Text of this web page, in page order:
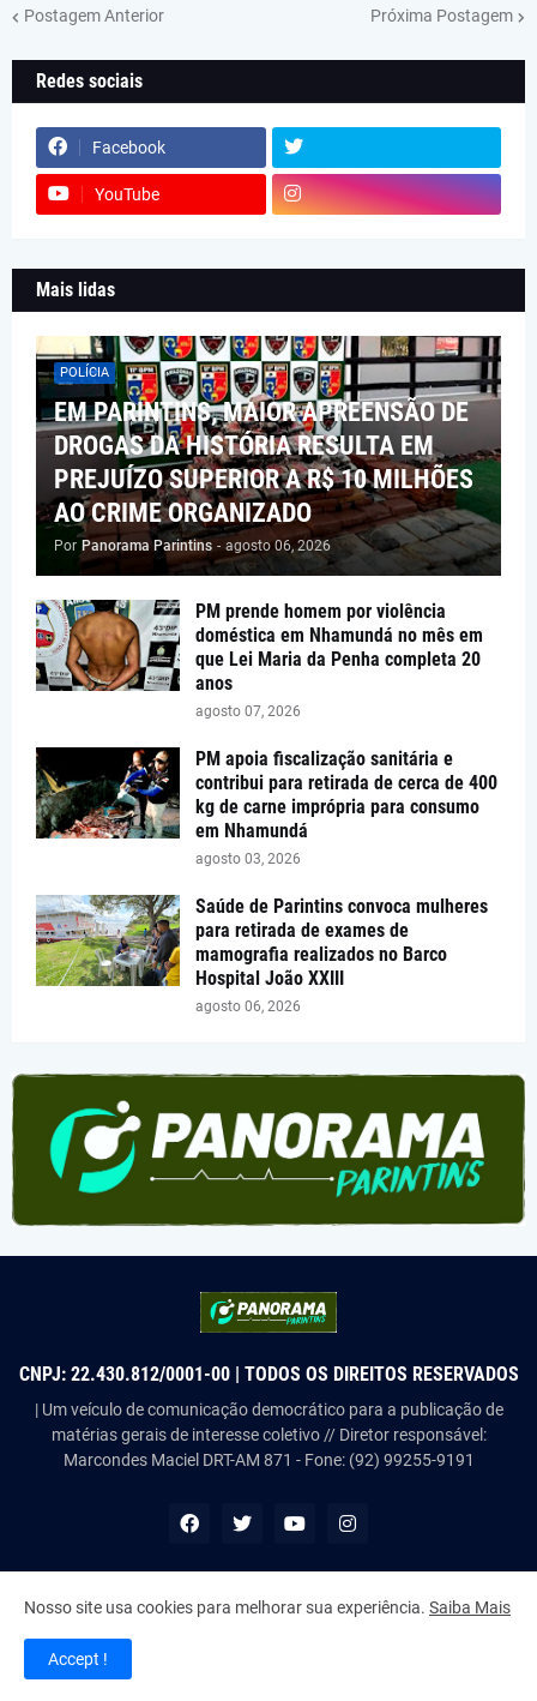
Postagem Anterior Próxima Postagem
Redes sociais
Facebook
YouTube
Mais lidas
POLÍCIA
EM PARINTINS, MAIOR APREENSÃO DE
DROGAS DA HISTÓRIA RESULTA EM
PREJUÍZO SUPERIOR A R$ 10 MILHÕES
AO CRIME ORGANIZADO
Por Panorama Parintins - agosto 06, 2026
PM prende homem por violência
doméstica em Nhamundá no mês em
que Lei Maria da Penha completa 20
anos
agosto 07, 2026
PM apoia fiscalização sanitária e
contribui para retirada de cerca de 400
kg de carne imprópria para consumo
em Nhamundá
agosto 03, 2026
Saúde de Parintins convoca mulheres
para retirada de exames de
mamografia realizados no Barco
Hospital João XXIII
agosto 06, 2026
CNPJ: 22.430.812/0001-00 | TODOS OS DIREITOS RESERVADOS
| Um veículo de comunicação democrático para a publicação de
matérias gerais de interesse coletivo // Diretor responsável:
Marcondes Maciel DRT-AM 871 - Fone: (92) 99255-9191
Copyright © Panorama Parintins
Nosso site usa cookies para melhorar sua experiência. Saiba Mais
Accept !